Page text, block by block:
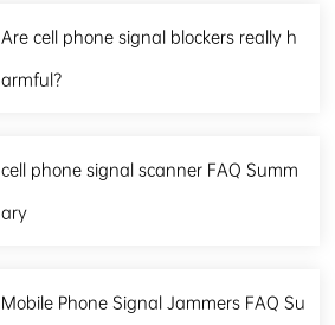
Are cell phone signal blockers really h
armful?
cell phone signal scanner FAQ Summ
ary
Mobile Phone Signal Jammers FAQ Su